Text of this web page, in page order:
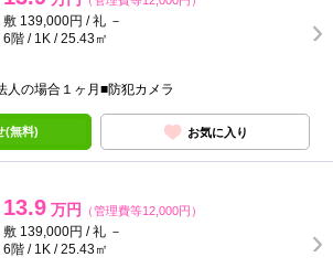
敷 139,000円 / 礼 －
6階 / 1K / 25.43㎡
の場合１ヶ月■防犯カメラ
(無料) お気に入り
13.9 万円 （管理費等12,000円）
敷 139,000円 / 礼 －
6階 / 1K / 25.43㎡